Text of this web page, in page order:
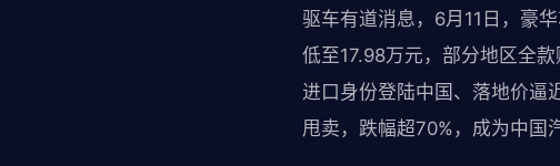
驱车有道消息，6月11日，豪
低至17.98万元，部分地区全
进口身份登陆中国、落地价逼
甩卖，跌幅超70%，成为中国